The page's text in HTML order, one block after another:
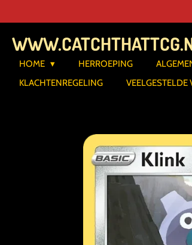
direct
naar
de
hoofdinhoud
HOME HERROEPING
KLACHTENREGELING
VEELGESTELDE